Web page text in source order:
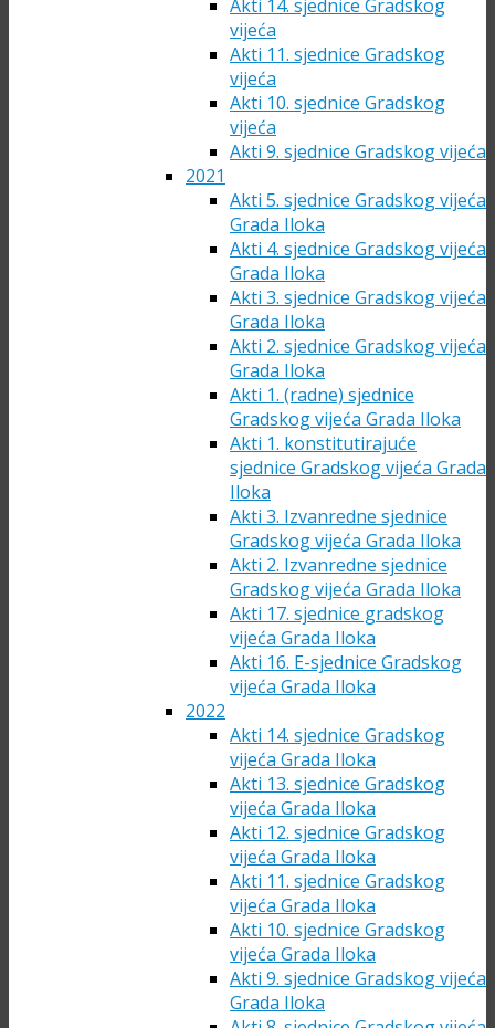
Akti 14. sjednice Gradskog
vijeća
Akti 11. sjednice Gradskog
vijeća
Akti 10. sjednice Gradskog
vijeća
Akti 9. sjednice Gradskog vijeća
2021
Akti 5. sjednice Gradskog vijeća
Grada Iloka
Akti 4. sjednice Gradskog vijeća
Grada Iloka
Akti 3. sjednice Gradskog vijeća
Grada Iloka
Akti 2. sjednice Gradskog vijeća
Grada Iloka
Akti 1. (radne) sjednice
Gradskog vijeća Grada Iloka
Akti 1. konstitutirajuće
sjednice Gradskog vijeća Grada
Iloka
Akti 3. Izvanredne sjednice
Gradskog vijeća Grada Iloka
Akti 2. Izvanredne sjednice
Gradskog vijeća Grada Iloka
Akti 17. sjednice gradskog
vijeća Grada Iloka
Akti 16. E-sjednice Gradskog
vijeća Grada Iloka
2022
Akti 14. sjednice Gradskog
vijeća Grada Iloka
Akti 13. sjednice Gradskog
vijeća Grada Iloka
Akti 12. sjednice Gradskog
vijeća Grada Iloka
Akti 11. sjednice Gradskog
vijeća Grada Iloka
Akti 10. sjednice Gradskog
vijeća Grada Iloka
Akti 9. sjednice Gradskog vijeća
Grada Iloka